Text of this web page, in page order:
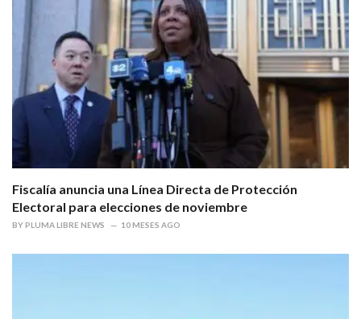
Fiscalía anuncia una Línea Directa de Protección
Electoral para elecciones de noviembre
BY PLUMA LIBRE NEWS 10 MESES AGO